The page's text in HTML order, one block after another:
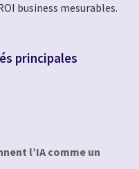
business mesurables.
principales
l’IA comme un